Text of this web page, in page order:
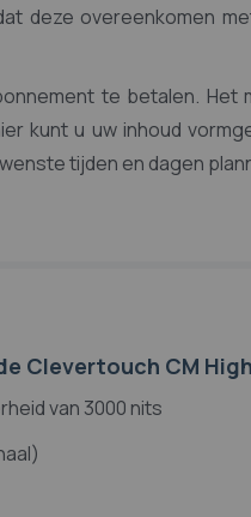
deze overeenkomen
te betalen. Het
kunt u uw inhoud
tijden en dagen
Clevertouch CM
van 3000 nits